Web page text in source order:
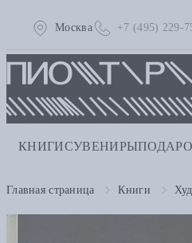
Москва +7 (495) 229-
КНИГИСУВЕНИРЫ
Главная страница Книги